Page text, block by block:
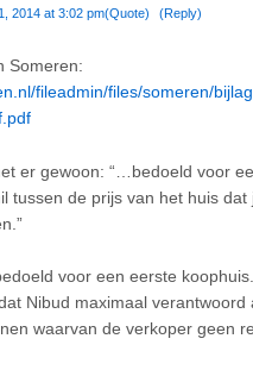
2014 at 3:02 pm(Quote) (Reply)
Someren:
fileadmin/files/someren/
er gewoon: “…bedoeld voor
tussen de prijs van het huis
voor een eerste
Nibud maximaal
waarvan de verkoper geen